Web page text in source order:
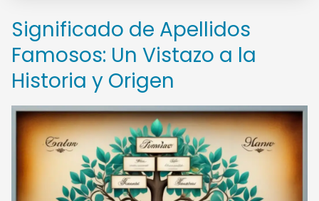
Significado de Apellidos
Famosos: Un Vistazo a la
Historia y Origen